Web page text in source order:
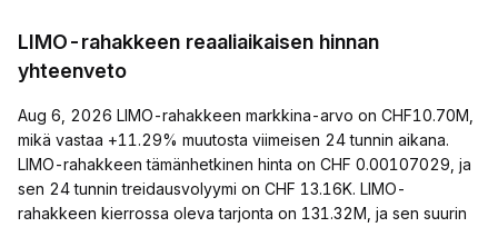
LIMO-rahakkeen reaaliaikaisen hinnan
yhteenveto
Aug 6, 2026 LIMO-rahakkeen markkina-arvo on CHF10.70M,
mikä vastaa +11.29% muutosta viimeisen 24 tunnin aikana.
LIMO-rahakkeen tämänhetkinen hinta on CHF 0.00107029, ja
sen 24 tunnin treidausvolyymi on CHF 13.16K. LIMO-
rahakkeen kierrossa oleva tarjonta on 131.32M, ja sen suurin